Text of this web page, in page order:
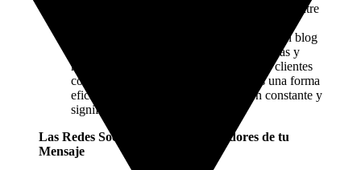
un líder de pensamiento y genera confianza entre
: Un blog
que ofrece valor a través de consejos, guías y
noticias del sector puede mantener a tus clientes
comprometidos y leales a tu marca. Es una forma
eficaz de mantener una comunicación constante y
significativa con tu audiencia.
Las Redes Sociales como Amplificadores de tu
Mensaje